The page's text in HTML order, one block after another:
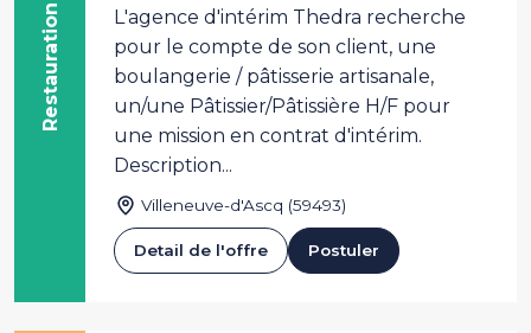
Restauration
L'agence d'intérim Thedra recherche
pour le compte de son client, une
boulangerie / pâtisserie artisanale,
un/une Pâtissier/Pâtissière H/F pour
une mission en contrat d'intérim.
Description...
Villeneuve-d'Ascq (59493)
Detail de l'offre Postuler